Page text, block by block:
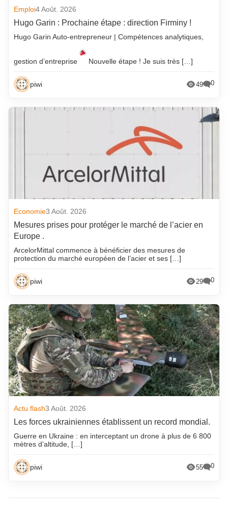
Emploi4 Août. 2026
Hugo Garin : Prochaine étape : direction Firminy !
Hugo Garin Auto-entrepreneur | Compétences analytiques,
gestion d’entreprise Nouvelle étape ! Je suis très […]
piwi 49 0
Economie3 Août. 2026
Mesures prises pour protéger le marché de l’acier en
Europe .
ArcelorMittal commence à bénéficier des mesures de
protection du marché européen de l’acier et ses […]
piwi 29 0
Actu flash3 Août. 2026
Les forces ukrainiennes établissent un record mondial.
Guerre en Ukraine : en interceptant un drone à plus de 6 800
mètres d’altitude, […]
piwi 55 0